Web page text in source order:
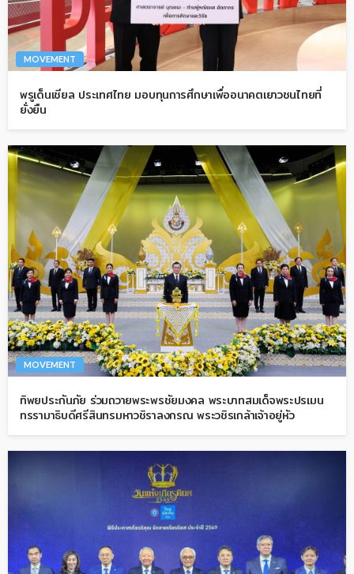
MOVEMENT
พรูเด็นเชียล ประเทศไทย มอบทุนการศึกษาเพื่ออนาคตเยาวชนไทยที่
ยั่งยืน
MOVEMENT
ทิพยประกันภัย ร่วมถวายพระพรชัยมงคล พระบาทสมเด็จพระปรเมน
ทรรามาธิบดีศรีสินทรมหาวชิราลงกรณ พระวชิรเกล้าเจ้าอยู่หัว